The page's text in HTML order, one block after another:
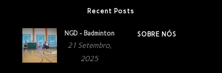
Recent Posts
NGD - Badminton
21 Setembro,
2025
SOBRE NÓS